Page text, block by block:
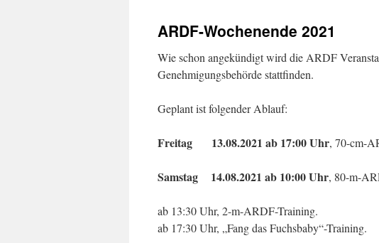
ARDF-Wochenende 2021
Wie schon angekündigt wird die ARDF
Genehmigungsbehörde stattfinden.
Geplant ist folgender Ablauf:
Freitag 13.08.2021 ab 17:00 Uhr, 70-cm-
Samstag 14.08.2021 ab 10:00 Uhr, 80-m-
ab 13:30 Uhr, 2-m-ARDF-Training.
ab 17:30 Uhr, „Fang das Fuchsbaby“-Training.